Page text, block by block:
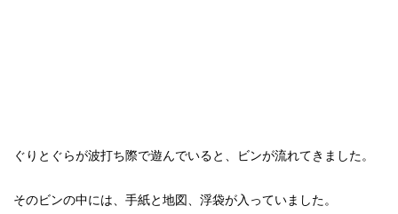
ぐりとぐらが波打ち際で遊んでいると、ビンが流れてきました。
そのビンの中には、手紙と地図、浮袋が入っていました。